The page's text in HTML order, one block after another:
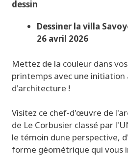
dessin
Dessiner la villa
26 avril 2026
Mettez de la couleur dans
printemps avec une initiation
d'architecture !
Visitez ce chef-d'œuvre de
de Le Corbusier classé par
le témoin dune perspective,
forme géométrique qui vous